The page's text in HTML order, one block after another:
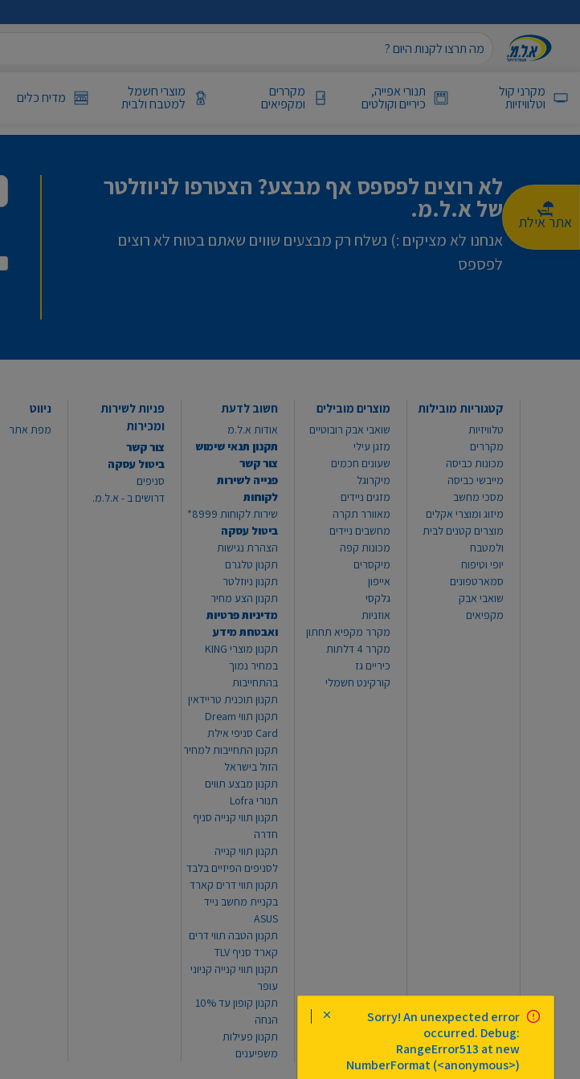
אתר אילת
מקרני קול
וטלוויזיות
תנורי אפייה,
כיריים וקולטים
מקררים
ומקפיאים
מוצרי חשמל
למטבח ולבית מדיח כלים
לא רוצים לפספס אף מבצע? הצטרפו לניוזלטר
של א.ל.מ.
אנחנו לא מציקים :) נשלח רק מבצעים שווים שאתם בטוח לא רוצים
לפספס
קטגוריות מובילות
טלוויזיות
מקררים
מכונות כביסה
מייבשי כביסה
מסכי מחשב
מיזוג ומוצרי אקלים
מוצרים קטנים לבית
ולמטבח
יופי וטיפוח
סמארטפונים
שואבי אבק
מקפיאים
מוצרים מובילים
שואבי אבק רובוטיים
מזגן עילי
שעונים חכמים
מיקרוגל
מזגים ניידים
מאוורר תקרה
מחשבים ניידים
מכונות קפה
מיקסרים
אייפון
גלקסי
אוזניות
מקרר מקפיא תחתון
מקרר 4 דלתות
כיריים גז
קורקינט חשמלי
חשוב לדעת
אודות א.ל.מ
תקנון תנאי שימוש
צור קשר
פנייה לשירות
לקוחות
שירות לקוחות 8999*
ביטול עסקה
הצהרת נגישות
תקנון טלגרם
תקנון ניוזלטר
תקנון הצע מחיר
מדיניות פרטיות
ואבטחת מידע
תקנון מוצרי KING
במחיר נמוך
בהתחייבות
תקנון תוכנית טריידאין
תקנון תווי Dream
Card סניפי אילת
תקנון התחייבות למחיר
הזול בישראל
תקנון מבצע תווים
תנורי Lofra
תקנון תווי קנייה סניף
חדרה
תקנון תווי קנייה
לסניפים הפיזיים בלבד
תקנון תווי דרים קארד
בקניית מחשב נייד
ASUS
תקנון הטבה תווי דרים
קארד סניף TLV
תקנון תווי קנייה קניוני
עופר
תקנון קופון עד 10%
הנחה
תקנון פעילות
משפיענים
פניות לשירות
ומכירות
צור קשר
ביטול עסקה
סניפים
דרושים ב - א.ל.מ.
ניווט
מפת אתר
Sorry! An unexpected error
occurred. Debug:
RangeError513 at new
NumberFormat (<anonymous>)